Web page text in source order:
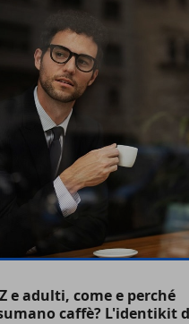
e adulti, come e perché
caffè? L'identikit